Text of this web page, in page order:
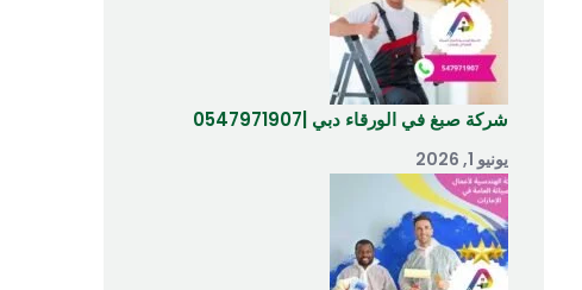
شركة صبغ في الورقاء دبي |0547971907
يونيو 1, 2026